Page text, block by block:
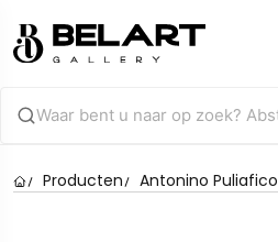
Producten Antonino Puliafico